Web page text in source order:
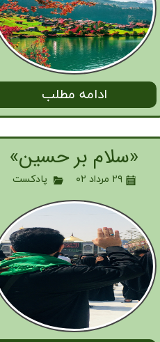
ادامه مطلب
«سلام بر حسین»
۲۹ مرداد ۰۲ پادکست